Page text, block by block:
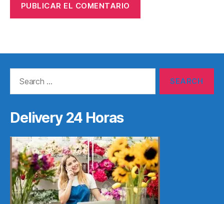
Delivery 24 Horas